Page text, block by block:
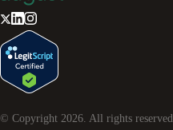
© Copyright 2026 . All rights reserved.